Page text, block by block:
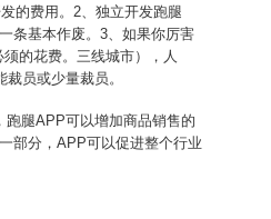
的费用。2、独立开发跑腿
条基本作废。3、如果你厉害
的花费。三线城市），人
员或少量裁员。
腿APP可以增加商品销售的
部分，APP可以促进整个行业